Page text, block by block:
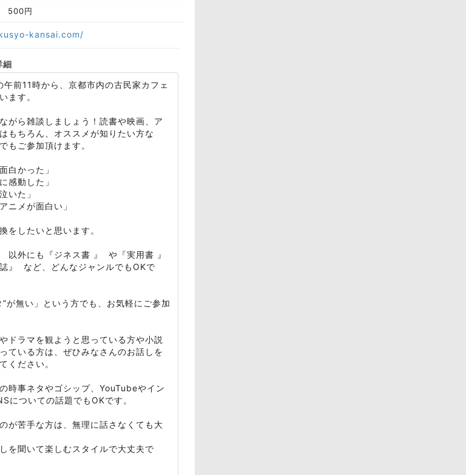
500円
kansai.com/
細
前11時から、京都市内の古民家カフェ
ます。
がら雑談しましょう！読書や映画、ア
もちろん、オススメが知りたい方な
もご参加頂けます。
白かった」
感動した」
いた」
ニメが面白い」
をしたいと思います。
以外にも『ジネス書 』 や『実用書 』
誌』 など、どんなジャンルでもOKで
”が無い」という方でも、お気軽にご参加
ドラマを観ようと思っている方や小説
ている方は、ぜひみなさんのお話しを
ください。
時事ネタやゴシップ、YouTubeやイン
についての話題でもOKです。
が苦手な方は、無理に話さなくても大
を聞いて楽しむスタイルで大丈夫で